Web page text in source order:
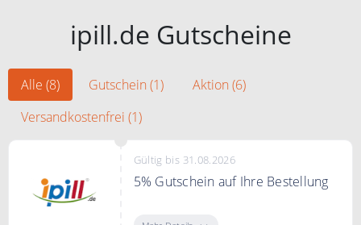
ipill.de Gutscheine
Alle (8) Gutschein (1)
Aktion (6)
Versandkostenfrei (1)
Gültig bis 31.08.2026
5% Gutschein auf Ihre Bestellung